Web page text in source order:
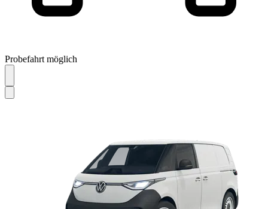
Probefahrt möglich